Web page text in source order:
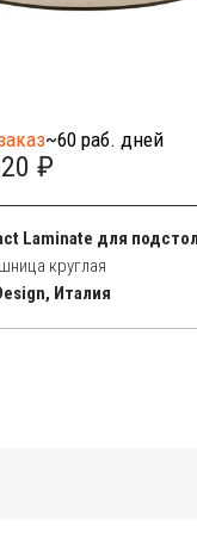
~60 раб. дней
₽
круглая
Италия